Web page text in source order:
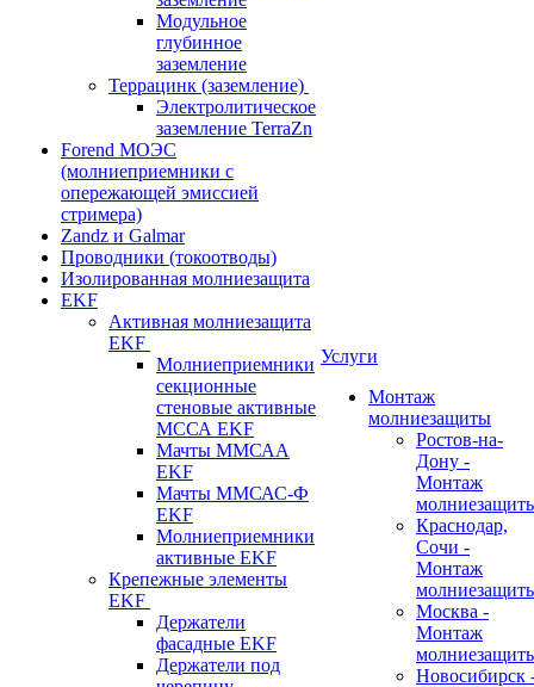
Модульное
глубинное
заземление
Террацинк (заземление)
Электролитическое
заземление TerraZn
Forend МОЭС
(молниеприемники с
опережающей эмиссией
стримера)
Zandz и Galmar
Проводники (токоотводы)
Изолированная молниезащита
EKF
Активная молниезащита
EKF
Молниеприемники
секционные
стеновые активные
МССА EKF
Мачты ММСАА
EKF
Мачты ММСАС-Ф
EKF
Молниеприемники
активные EKF
Крепежные элементы
EKF
Держатели
фасадные EKF
Держатели под
Услуги
Монтаж
молниезащиты
Ростов-на-
Дону -
Монтаж
Краснодар,
Сочи -
Монтаж
Москва -
Монтаж
Новосибирск